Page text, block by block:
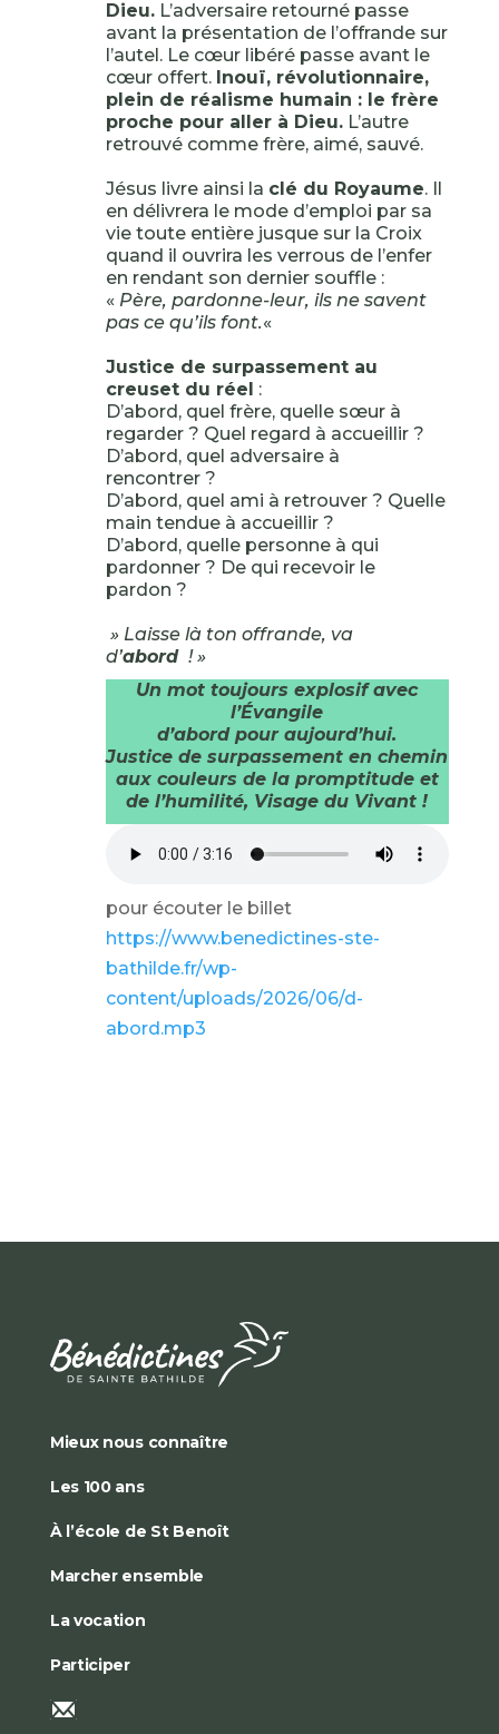
Dieu.L’adversaire retourné passe
avant la présentation de l’offrande sur
l’autel. Le cœur libéré passe avant le
cœur offert. Inouï, révolutionnaire,
plein de réalisme humain : le frère
proche pour aller à Dieu.L’autre
retrouvé comme frère, aimé, sauvé.
Jésus livre ainsi la clé du Royaume. Il
en délivrera le mode d’emploi par sa
vie toute entière jusque sur la Croix
quand il ouvrira les verrous de l’enfer
en rendant son dernier souffle :
« Père, pardonne-leur, ils ne savent
pas ce qu’ils font.«
Justice de surpassement au
creuset du réel :
D’abord, quel frère, quelle sœur à
regarder ? Quel regard à accueillir ?
D’abord, quel adversaire à
rencontrer ?
D’abord, quel ami à retrouver ? Quelle
main tendue à accueillir ?
D’abord, quelle personne à qui
pardonner ? De qui recevoir le
pardon ?
» Laisse là ton offrande, va
d’abord ! »
Un mot toujours explosif avec
l’Évangile
d’abord pour aujourd’hui.
Justice de surpassement en chemin
aux couleurs de la promptitude et
de l’humilité, Visage du Vivant !
pour écouter le billet
https://www.benedictines-ste-
bathilde.fr/wp-
content/uploads/2026/06/d-
abord.mp3
Mieux nous connaître
Les 100 ans
À l’école de St Benoît
Marcher ensemble
La vocation
Participer